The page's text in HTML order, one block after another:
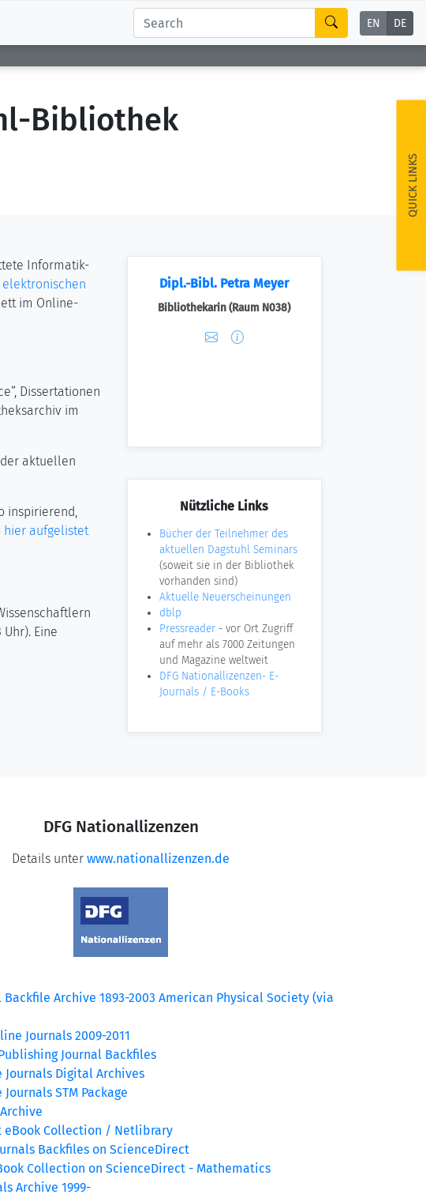
EN DE
QUICK LINKS
Bibliothek
Informatik-
elektronischen
im Online-
Dissertationen
im
aktuellen
inspirierend,
hier aufgelistet
Eine
Dipl.-Bibl. Petra Meyer
Bibliothekarin (Raum N038)
Nützliche Links
Bücher der Teilnehmer des
aktuellen Dagstuhl Seminars
(soweit sie in der Bibliothek
vorhanden sind)
Aktuelle Neuerscheinungen
dblp
Pressreader- vor Ort Zugriff
auf mehr als 7000 Zeitungen
und Magazine weltweit
DFG Nationallizenzen- E-
Journals / E-Books
DFG Nationallizenzen
Details unter www.nationallizenzen.de
Backfile Archive 1893-2003 American Physical Society (via
Journals 2009-2011
Journal Backfiles
Journals Digital Archives
STM Package
eBook Collection / Netlibrary
Backfiles on ScienceDirect
Collection on ScienceDirect - Mathematics
Archive 1999-